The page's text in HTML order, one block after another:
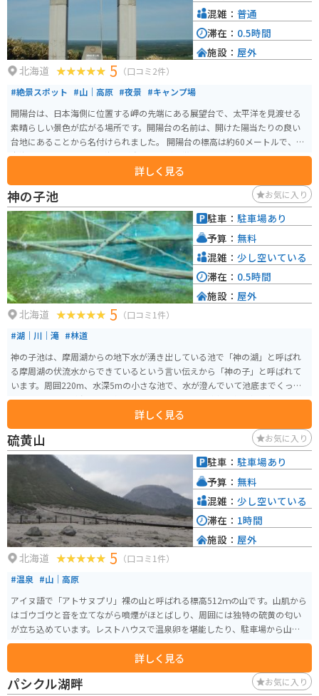
北海道 5 （口コミ2件）
#絶景スポット #山｜高原 #夜景 #キャンプ場
開陽台は、日本海側に位置する岬の先端にある展望台で、太平洋を見渡せる
素晴らしい景色が広がる場所です。開陽台の名前は、開けた陽当たりの良い
台地にあることから名付けられました。 開陽台の標高は約60メートルで、日
本海に面しているため、海風が強いことが特徴です。天気が良い日には、日
本海に沈む夕日を見ることができ、絶景として有名です。また、開陽台周辺に
は、美しい自然が広がっており、春には桜、秋には紅葉など、季節によって
異なる景色が楽しめます。180度見渡せるため、地球の丸さを体験、見ること
ができます。ライダーの聖地と呼ばれることもあります。 駐車場、トイレ、
売店などの施設が整っており、観光客にとっては利便性が高い場所となって
います。周辺には、民宿や温泉宿も多くあり、北海道の自然を満喫するため
の拠点としてもオススメです。 中標津町市街から車で15分の場所に位置し、
世界最大の旅行口コミサイト「トリップアドバイザー」から「口コミで選ぶ
行ってよかった！日本の展望スポットランキング2015」第10位に選出されま
した。
詳しく見る
混雑： 普通
滞在： 0.5時間
施設： 屋外
神の子池 お気に入り
北海道 5 （口コミ1件）
#湖｜川｜滝 #林道
神の子池は、摩周湖からの地下水が湧き出している池で「神の湖」と呼ばれ
る摩周湖の伏流水からできているという言い伝えから「神の子」と呼ばれて
います。周囲220m、水深5mの小さな池で、水が澄んでいて池底までくっき
りと見えます。 水温は年間通して8℃と低く、倒木が青い水の中に腐らずに化
石のように沈んでいます。オショロコマが朱色の斑点を持って水を泳ぐ景色
は不思議な美しさがあります。「阿寒摩周国立公園」に編入され、国立公園
として指定されています。1日に12,000tの湧き出している伏流水があり、冬
でも凍らないという特長があります。天候によって色が変わり、エメラルド
グリーンや淡い青に変色することもあります。 駐車場までは、未舗装路の林
道を1kmほど進んで行く必要があります。オンロードバイクでも走行できま
すが、注意してください。駐車場から徒歩で5分ほど奥へ行くと、池がありま
す。
詳しく見る
駐車： 駐車場あり
予算： 無料
混雑： 少し空いている
滞在： 0.5時間
施設： 屋外
硫黄山 お気に入り
北海道 5 （口コミ1件）
#温泉 #山｜高原
アイヌ語で「アトサヌプリ」裸の山と呼ばれる標高512ｍの山です。山肌から
はゴウゴウと音を立てながら噴煙がほとばしり、周囲には独特の硫黄の匂い
が立ち込めています。レストハウスで温泉卵を堪能したり、駐車場から山裾
の砂礫を少し進むと噴気孔のすぐ近くまで行くことができます。噴火口には
黄色の硫黄の結晶がいくつも見られ、勢いよく噴気が上がる光景はとてもダ
イナミックです。
詳しく見る
駐車： 駐車場あり
予算： 無料
混雑： 少し空いている
滞在： 1時間
施設： 屋外
パシクル湖畔 お気に入り